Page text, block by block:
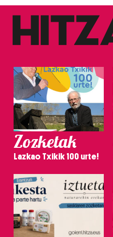
Zozketak
Lazkao Txikik 100 urte!